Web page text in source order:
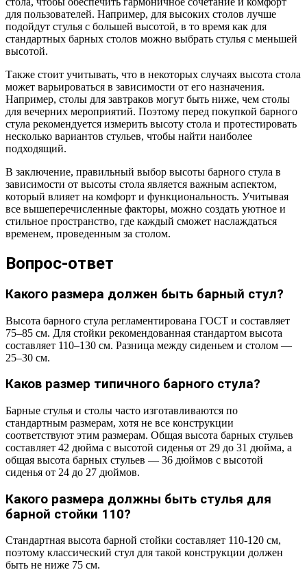
для пользователей. Например, для высоких столов лучше
подойдут стулья с большей высотой, в то время как для
стандартных барных столов можно выбрать стулья с меньшей
высотой.
Также стоит учитывать, что в некоторых случаях высота стола
может варьироваться в зависимости от его назначения.
Например, столы для завтраков могут быть ниже, чем столы
для вечерних мероприятий. Поэтому перед покупкой барного
стула рекомендуется измерить высоту стола и протестировать
несколько вариантов стульев, чтобы найти наиболее
подходящий.
В заключение, правильный выбор высоты барного стула в
зависимости от высоты стола является важным аспектом,
который влияет на комфорт и функциональность. Учитывая
все вышеперечисленные факторы, можно создать уютное и
стильное пространство, где каждый сможет наслаждаться
временем, проведенным за столом.
Вопрос-ответ
Какого размера должен быть барный стул?
Высота барного стула регламентирована ГОСТ и составляет
75–85 см. Для стойки рекомендованная стандартом высота
составляет 110–130 см. Разница между сиденьем и столом —
25–30 см.
Каков размер типичного барного стула?
Барные стулья и столы часто изготавливаются по
стандартным размерам, хотя не все конструкции
соответствуют этим размерам. Общая высота барных стульев
составляет 42 дюйма с высотой сиденья от 29 до 31 дюйма, а
общая высота барных стульев — 36 дюймов с высотой
сиденья от 24 до 27 дюймов.
Какого размера должны быть стулья для
барной стойки 110?
Стандартная высота барной стойки составляет 110-120 см,
поэтому классический стул для такой конструкции должен
быть не ниже 75 см.